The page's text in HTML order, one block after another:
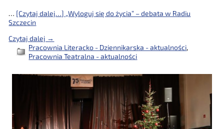
… [Czytaj dalej…] „Wyloguj się do życia” – debata w Radiu
Szczecin
Czytaj dalej →
Pracownia Literacko - Dziennikarska - aktualności,
Pracownia Teatralna - aktualności